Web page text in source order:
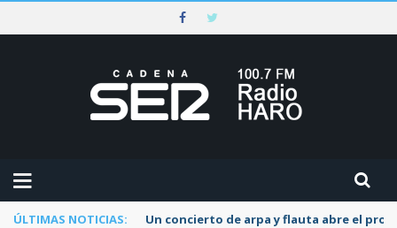
ÚLTIMAS NOTICIAS: Un concierto de arpa y flauta abre el